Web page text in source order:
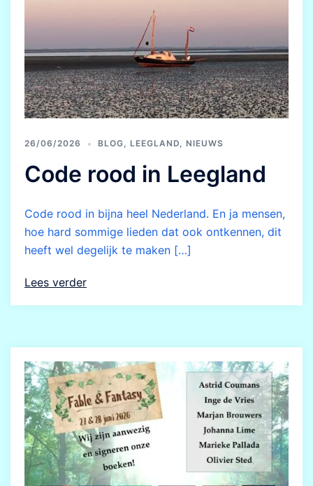
26/06/2026 BLOG LEEGLAND NIEUWS
Code rood in Leegland
Code rood in bijna heel Nederland. En ja mensen,
hoe hard sommige lieden dat ook ontkennen, dit
heeft wel degelijk te maken […]
Lees verder